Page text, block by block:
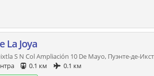
La Joya
S N Col Ampliación 10 De Mayo, Пуэнте-де-
0.1 км
0.1 км